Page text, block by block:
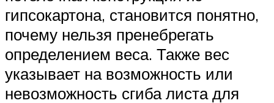
гипсокартона, становится понятно,
почему нельзя пренебрегать
определением веса. Также вес
указывает на возможность или
невозможность сгиба листа для